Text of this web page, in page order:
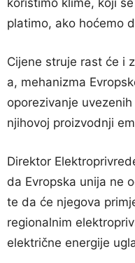
platimo, ako hoćemo
Cijene struje rast će i
a, mehanizma
oporezivanje
njihovoj proizvodnji
Direktor
da Evropska unija ne
te da će njegova
regionalnim
električne energije